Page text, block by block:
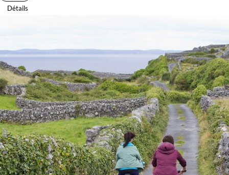
Détails